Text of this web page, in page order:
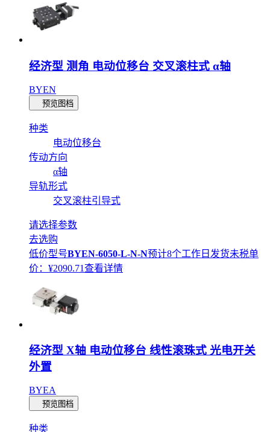
经济型 测角 电动位移台 交叉滚柱式 α轴
BYEN
预览图档
种类
电动位移台
传动方向
α轴
导轨形式
交叉滚柱引导式
请选择参数
去选购
低价型号BYEN-6050-L-N-N预计8个工作日发货未税单
价：¥2090.71查看详情
经济型 X轴 电动位移台 线性滚珠式 光电开关
外置
BYEA
预览图档
种类